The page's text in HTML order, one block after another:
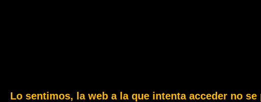
Lo sentimos, la web a la que intenta acceder no